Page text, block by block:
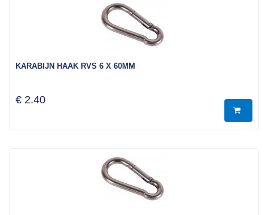
KARABIJN HAAK RVS 6 X 60MM
€ 2.40